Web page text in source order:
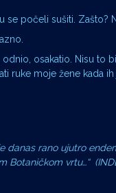
se počeli sušiti. Zašto?
odnio, osakatio. Nisu to
ruke moje žene kada
danas rano ujutro
Botaničkom vrtu…“